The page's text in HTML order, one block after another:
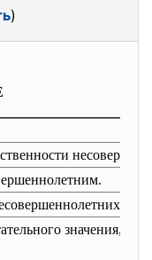
)
значения,